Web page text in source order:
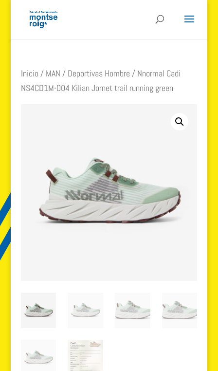
Inicio / MAN / Deportivas Hombre / Nnormal Cadi
NS4CD1M-004 Kilian Jornet trail running green